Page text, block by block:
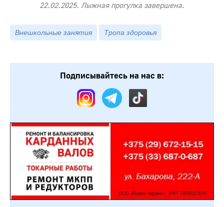
22.02.2025. Лыжная прогулка завершена.
Внешкольные занятия Тропа здоровья
Подписывайтесь на нас в: